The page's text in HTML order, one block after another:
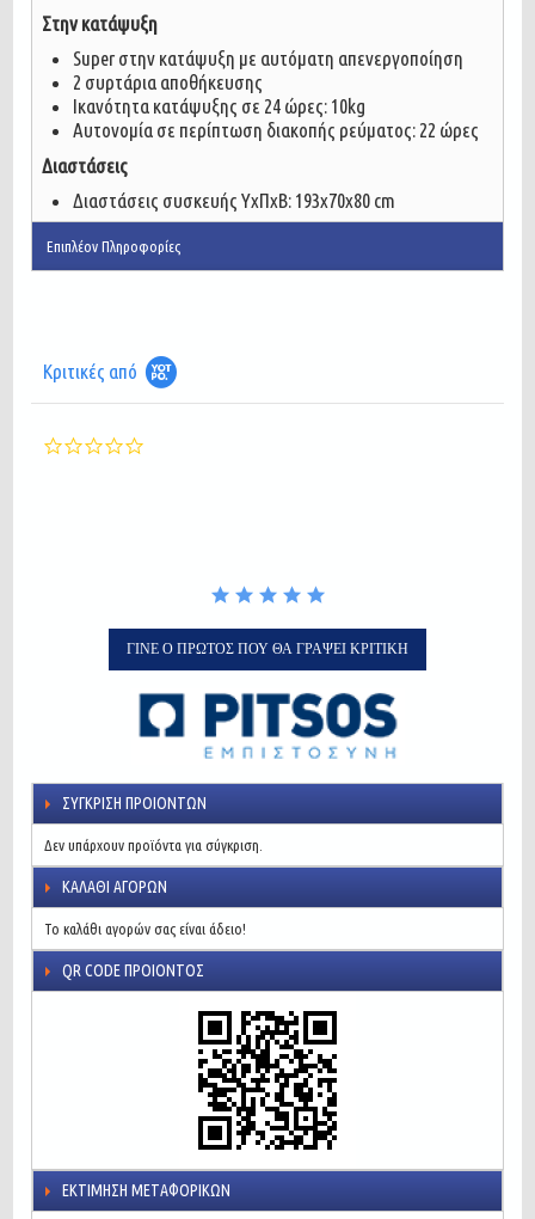
Στην κατάψυξη
Super στην κατάψυξη με αυτόματη απενεργοποίηση
2 συρτάρια αποθήκευσης
Ικανότητα κατάψυξης σε 24 ώρες: 10kg
Αυτονομία σε περίπτωση διακοπής ρεύματος: 22 ώρες
Διαστάσεις
Διαστάσεις συσκευής ΥxΠxΒ: 193x70x80 cm
Επιπλέον Πληροφορίες
Κριτικές από
ΓΊΝΕ Ο ΠΡΏΤΟΣ ΠΟΥ ΘΑ ΓΡΆΨΕΙ ΚΡΙΤΙΚΉ
ΣΎΓΚΡΙΣΗ ΠΡΟΙΌΝΤΩΝ
Δεν υπάρχουν προϊόντα για σύγκριση.
ΚΑΛΆΘΙ ΑΓΟΡΏΝ
Το καλάθι αγορών σας είναι άδειο!
QR CODE ΠΡΟΙΌΝΤΟΣ
ΕΚΤΊΜΗΣΗ ΜΕΤΑΦΟΡΙΚΏΝ